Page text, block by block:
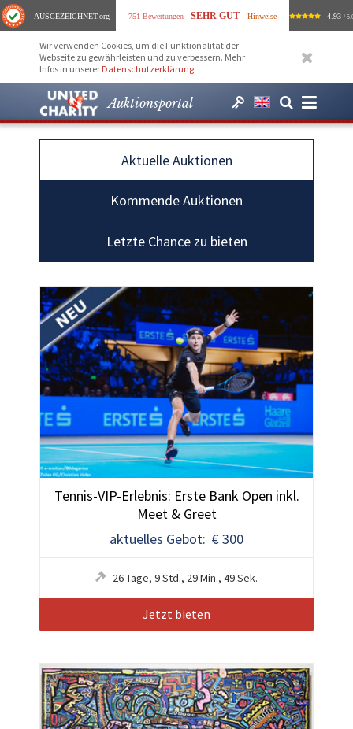
AUSGEZEICHNET.org 751 Bewertungen SEHR GUT Hinweise 4.93 /
Wir verwenden Cookies, um die Funktionalität der
Webseite zu gewährleisten und zu verbessern. Mehr
Infos in unserer Datenschutzerklärung.
Auktionsportal
Aktuelle Auktionen
Kommende Auktionen
Letzte Chance zu bieten
Tennis-VIP-Erlebnis: Erste Bank Open inkl.
Meet & Greet
aktuelles Gebot: € 300
26Tage, 9Std., 29Min., 48Sek.
Jetzt bieten